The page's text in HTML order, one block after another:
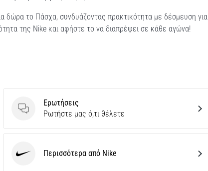
δώρα το Πάσχα, συνδυάζοντας πρακτικότητα με δέσμευση για
της Nike και αφήστε το να διαπρέψει σε κάθε αγώνα!
Ερωτήσεις
Ερωτήσεις
Ρωτήστε μας ό,τι θέλετε
Περισσότερα από Nike